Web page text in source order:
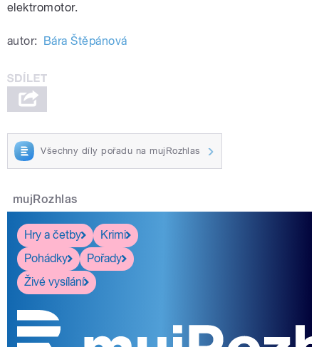
elektromotor.
autor: Bára Štěpánová
Všechny díly pořadu na mujRozhlas
mujRozhlas
Hry a četby
Krimi
Pohádky
Pořady
Živé vysílání